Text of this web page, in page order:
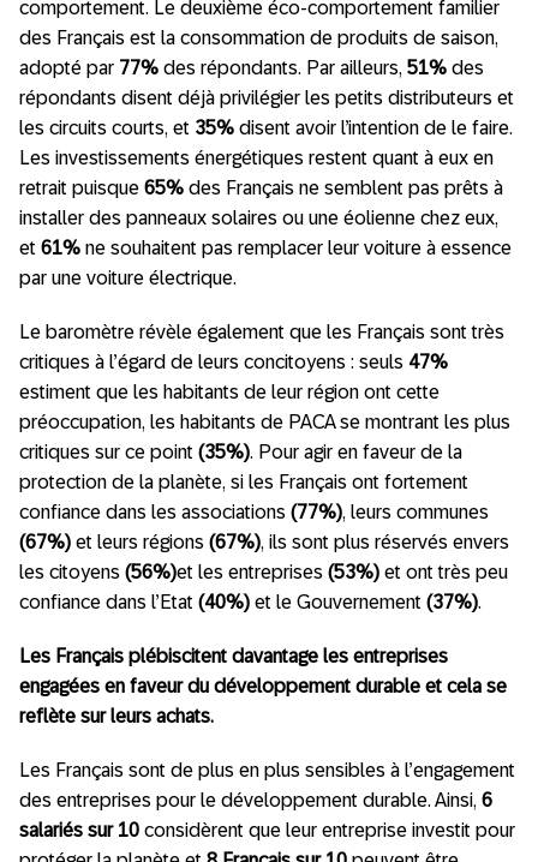
comportement. Le deuxième éco-comportement familier
des Français est la consommation de produits de saison,
adopté par 77% des répondants. Par ailleurs, 51% des
répondants disent déjà privilégier les petits distributeurs et
les circuits courts, et 35% disent avoir l’intention de le faire.
Les investissements énergétiques restent quant à eux en
retrait puisque 65% des Français ne semblent pas prêts à
installer des panneaux solaires ou une éolienne chez eux,
et 61% ne souhaitent pas remplacer leur voiture à essence
par une voiture électrique.
Le baromètre révèle également que les Français sont très
critiques à l’égard de leurs concitoyens : seuls 47%
estiment que les habitants de leur région ont cette
préoccupation, les habitants de PACA se montrant les plus
critiques sur ce point (35%). Pour agir en faveur de la
protection de la planète, si les Français ont fortement
confiance dans les associations (77%), leurs communes
(67%) et leurs régions (67%), ils sont plus réservés envers
les citoyens (56%)et les entreprises (53%) et ont très peu
confiance dans l’Etat (40%) et le Gouvernement (37%).
Les Français plébiscitent davantage les entreprises
engagées en faveur du développement durable et cela se
reflète sur leurs achats.
Les Français sont de plus en plus sensibles à l’engagement
des entreprises pour le développement durable. Ainsi, 6
salariés sur 10 considèrent que leur entreprise investit pour